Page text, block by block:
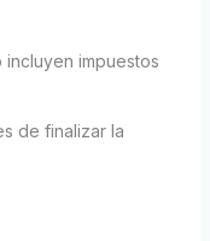
impuestos
de finalizar la